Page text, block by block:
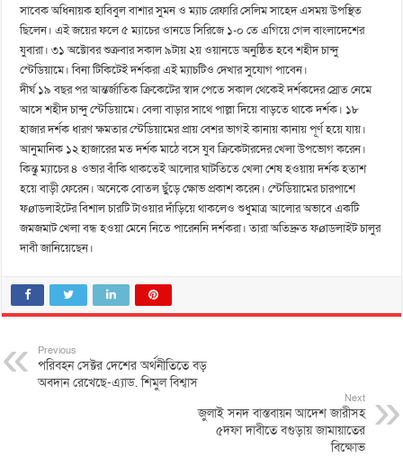
সাবেক অধিনায়ক হাবিবুল বাশার সুমন ও ম্যাচ রেফারি সেলিম সাহেদ এসময় উপস্থিত
ছিলেন। এই জয়ের ফলে ৫ ম্যাচের ওানডে সিরিজে ১-০ তে এগিয়ে গেল বাংলাদেশের
যুবারা। ৩১ অক্টোবর শুক্রবার সকাল ৯টায় ২য় ওয়ানডে অনুষ্ঠিত হবে শহীদ চান্দু
স্টেডিয়ামে। বিনা টিকিটেই দর্শকরা এই ম্যাচটিও দেখার সুযোগ পাবেন।
দীর্ঘ ১৯ বছর পর আন্তর্জাতিক ক্রিকেটের স্বাদ পেতে সকাল থেকেই দর্শকদের স্রোত নেমে
আসে শহীদ চান্দু স্টেডিয়ামে। বেলা বাড়ার সাথে পাল্লা দিয়ে বাড়তে থাকে দর্শক। ১৮
হাজার দর্শক ধারণ ক্ষমতার স্টেডিয়ামের প্রায় বেশর ভাগই কানায় কানায় পূর্ণ হয়ে যায়।
আনুমানিক ১২ হাজারের মত দর্শক মাঠে বসে যুব ক্রিকেটারদের খেলা উপভোগ করেন।
কিন্তু ম্যাচের ৪ ওভার বাঁকি থাকতেই আলোর ঘাটতিতে খেলা শেষ হওয়ায় দর্শক হতাশ
হয়ে বাড়ী ফেরেন। অনেকে বোতল ছুঁড়ে ক্ষোভ প্রকাশ করেন। স্টেডিয়ামের চারপাশে
ফøাডলাইটের বিশাল চারটি টাওয়ার দাঁড়িয়ে থাকলেও শুধুমাত্র আলোর অভাবে একটি
জমজমাট খেলা বন্ধ হওয়া মেনে নিতে পারেননি দর্শকরা। তারা অতিদ্রুত ফøাডলাইট চালুর
দাবী জানিয়েছেন।
Previous
পরিবহন সেক্টর দেশের অর্থনীতিতে বড়
অবদান রেখেছে-এ্যাড. শিমুল বিশ্বাস
Next
জুলাই সনদ বাস্তবায়ন আদেশ জারীসহ
৫দফা দাবীতে বগুড়ায় জামায়াতের
বিক্ষোভ